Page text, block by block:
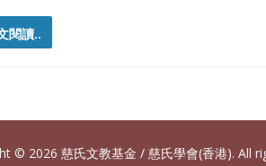
閱讀..
© 2026 慈氏文教基金 / 慈氏學會(香港). All